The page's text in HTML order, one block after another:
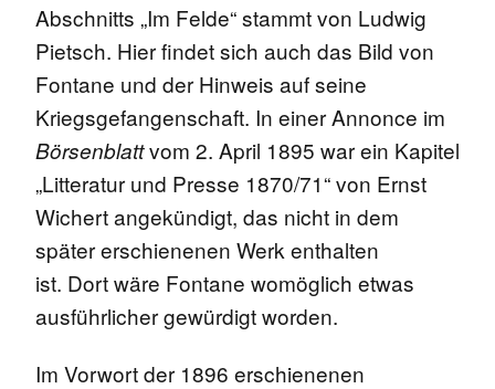
Abschnitts „Im Felde“ stammt von Ludwig
Pietsch. Hier findet sich auch das Bild von
Fontane und der Hinweis auf seine
Kriegsgefangenschaft. In einer Annonce im
Börsenblattvom 2. April 1895 war ein Kapitel
„Litteratur und Presse 1870/71“ von Ernst
Wichert angekündigt, das nicht in dem
später erschienenen Werk enthalten
ist. Dort wäre Fontane womöglich etwas
ausführlicher gewürdigt worden.
Im Vorwort der 1896 erschienenen